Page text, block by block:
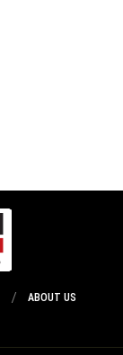
ABOUT US